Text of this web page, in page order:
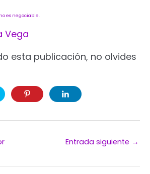
es negociable.
Vega
esta publicación, no olvides
Entrada siguiente →